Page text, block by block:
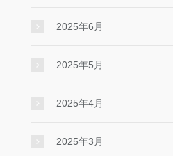
2025年6月
2025年5月
2025年4月
2025年3月